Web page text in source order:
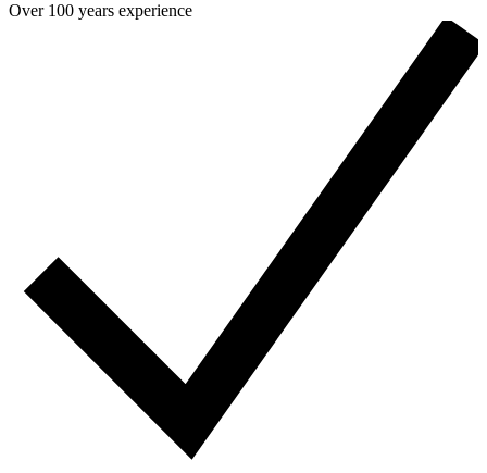
Over 100 years experience